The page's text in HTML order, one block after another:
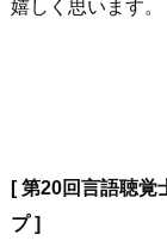
嬉しく思います。
[ 第20回言語聴覚
プ ]